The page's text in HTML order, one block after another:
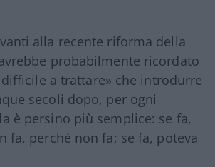
alla recente riforma della
probabilmente ricordato
a trattare» che introdurre
secoli dopo, per ogni
è persino più semplice: se fa,
fa, perché non fa; se fa, poteva